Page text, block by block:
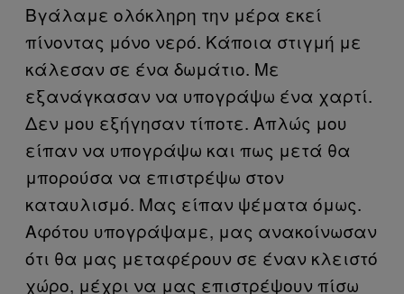
Βγάλαμε ολόκληρη την μέρα εκεί
πίνοντας μόνο νερό. Κάποια στιγμή με
κάλεσαν σε ένα δωμάτιο. Με
εξανάγκασαν να υπογράψω ένα χαρτί.
Δεν μου εξήγησαν τίποτε. Απλώς μου
είπαν να υπογράψω και πως μετά θα
μπορούσα να επιστρέψω στον
καταυλισμό. Μας είπαν ψέματα όμως.
Αφότου υπογράψαμε, μας ανακοίνωσαν
ότι θα μας μεταφέρουν σε έναν κλειστό
χώρο, μέχρι να μας επιστρέψουν πίσω